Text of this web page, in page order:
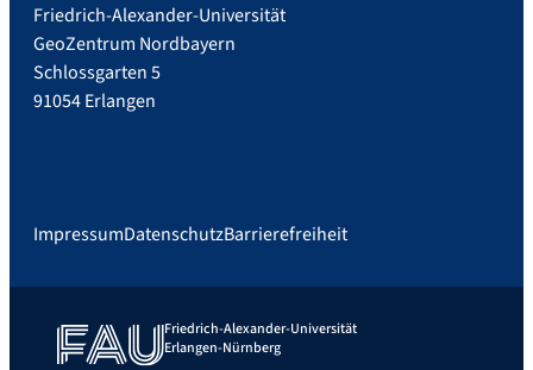
Friedrich-Alexander-Universität
GeoZentrum Nordbayern
Schlossgarten 5
91054 Erlangen
ImpressumDatenschutzBarrierefreiheit
Friedrich-Alexander-Universität
Erlangen-Nürnberg